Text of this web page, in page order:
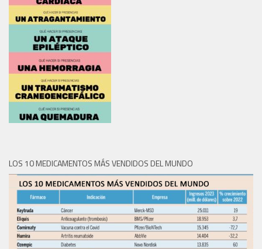
LOS 10 MEDICAMENTOS MÁS VENDIDOS DEL MUNDO